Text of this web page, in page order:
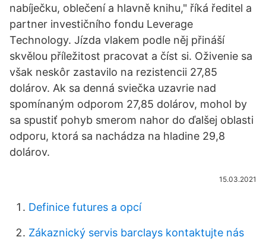
nabíječku, oblečení a hlavně knihu," říká ředitel a
partner investičního fondu Leverage
Technology. Jízda vlakem podle něj přináší
skvělou příležitost pracovat a číst si. Oživenie sa
však neskôr zastavilo na rezistencii 27,85
dolárov. Ak sa denná sviečka uzavrie nad
spomínaným odporom 27,85 dolárov, mohol by
sa spustiť pohyb smerom nahor do ďalšej oblasti
odporu, ktorá sa nachádza na hladine 29,8
dolárov.
15.03.2021
Definice futures a opcí
Zákaznický servis barclays kontaktujte nás